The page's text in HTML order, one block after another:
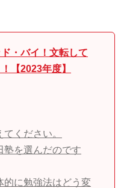
・バイ！文転して
【2023年度】
ください。
塾を選んだのです
的に勉強法はどう変